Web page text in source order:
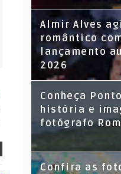
Almir Alves
romântico
lançamento
2026
Conheça
história e
fotógrafo
Confira as